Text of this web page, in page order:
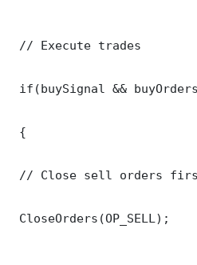
// Execute trades
if(buySignal &&
{
// Close sell orders
CloseOrders(OP_SELL);